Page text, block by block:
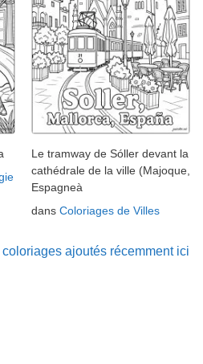
Le tramway de Sóller devant la
cathédrale de la ville (Majoque,
Espagneà
dans Coloriages de Villes
ajoutés récemment ici